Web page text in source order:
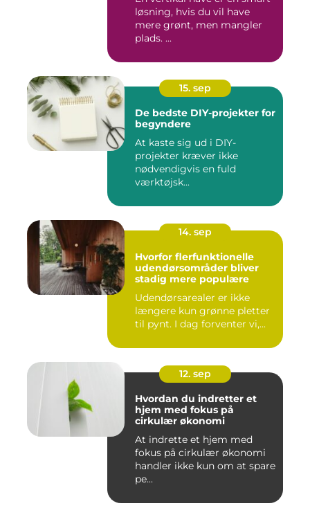
løsning, hvis du vil have
mere grønt, men mangler
plads. ...
15. sep
De bedste DIY-projekter for
begyndere
At kaste sig ud i DIY-
projekter kræver ikke
nødvendigvis en fuld
værktøjsk...
14. sep
Hvorfor flerfunktionelle
udendørsområder bliver
stadig mere populære
Udendørsarealer er ikke
længere kun grønne pletter
til pynt. I dag forventer vi,...
12. sep
Hvordan du indretter et
hjem med fokus på
cirkulær økonomi
At indrette et hjem med
fokus på cirkulær økonomi
handler ikke kun om at spare
pe...